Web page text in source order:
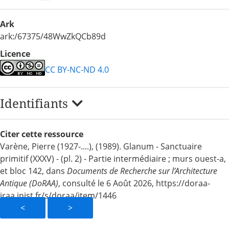
< >
Ark
ark:/67375/48WwZkQCb89d
Licence
CC BY-NC-ND 4.0
Identifiants
Citer cette ressource
Varène, Pierre (1927-....), (1989). Glanum - Sanctuaire
primitif (XXXV) - (pl. 2) - Partie intermédiaire ; murs ouest-a,
et bloc 142, dans Documents de Recherche sur l’Architecture
Antique (DoRAA), consulté le 6 Août 2026, https://doraa-
iraa.inist.fr/s/doraa/item/1446